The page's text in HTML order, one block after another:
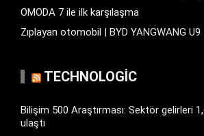
OMODA 7 ile ilk karşılaşma
Zıplayan otomobil | BYD YANGWANG U9
TECHNOLOGIC
Bilişim 500 Araştırması: Sektör gelirleri
ulaştı